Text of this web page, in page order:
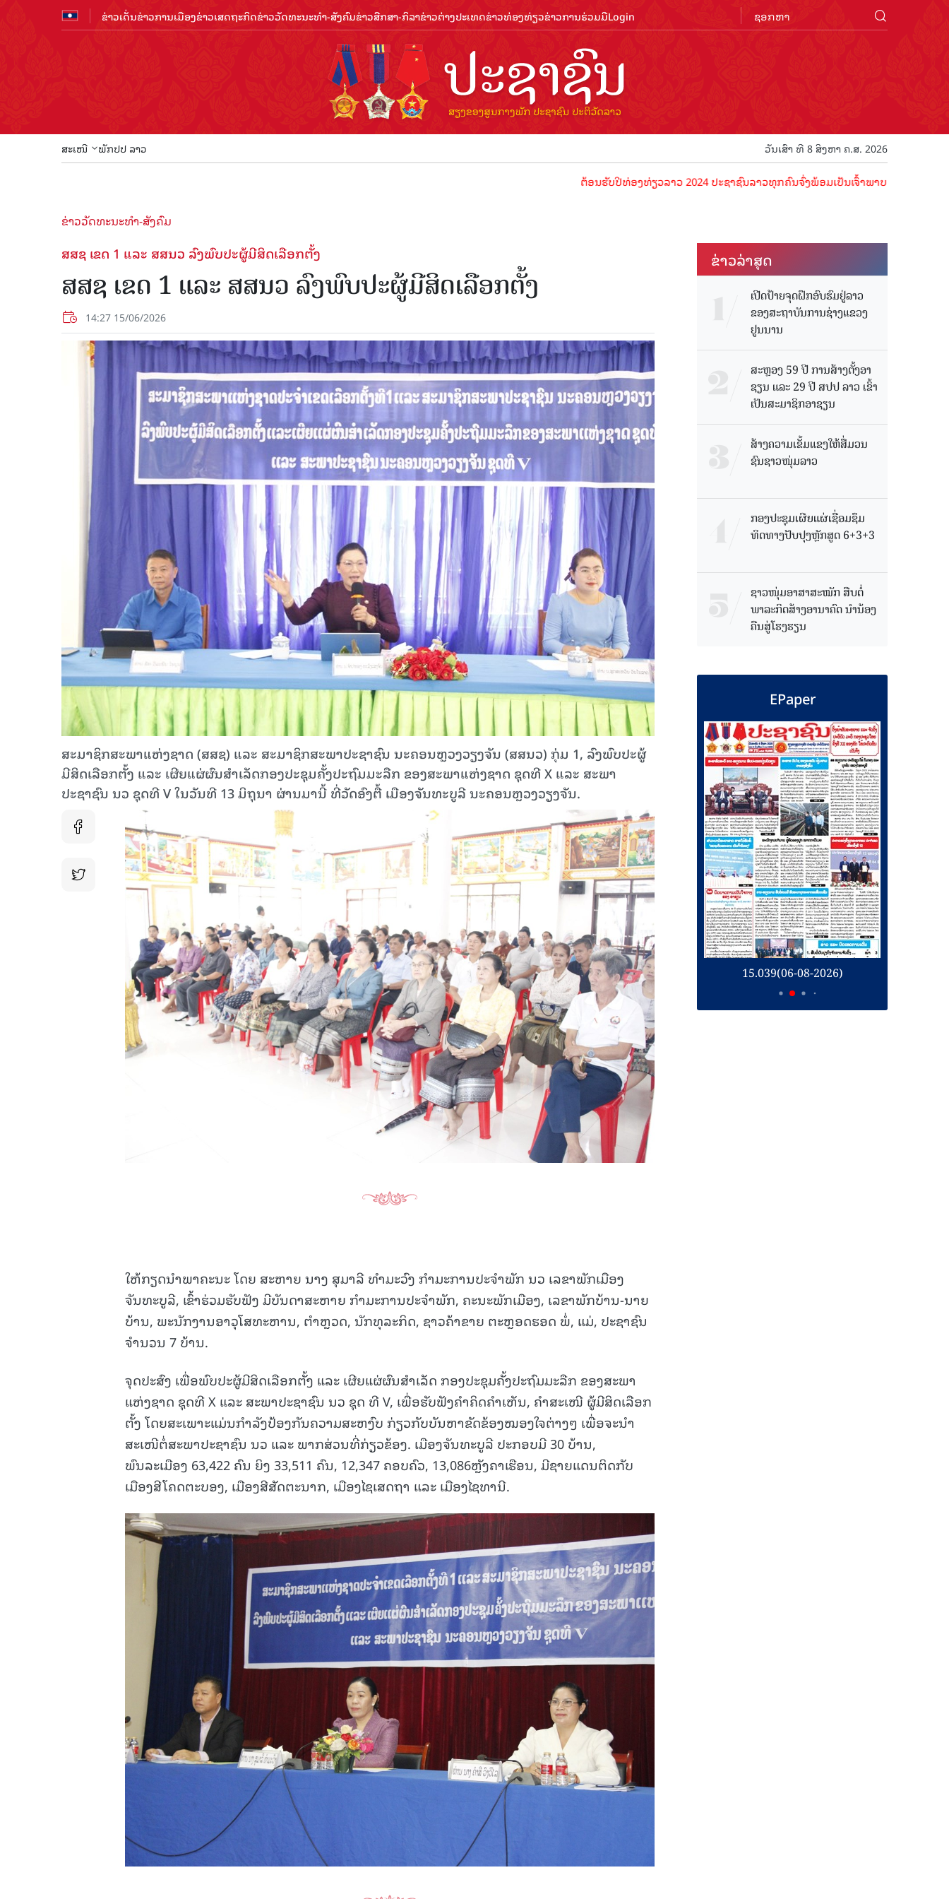
ຂ່າວເດັ່ນຂ່າວການເມືອງຂ່າວເສດຖະກິດຂ່າວວັດທະນະທຳ-ສັງຄົມຂ່າວສືກສາ-ກິລາຂ່າວຕ່າງປະເທດຂ່າວທ່ອງທ່ຽວຂ່າວການຮ່ວມມືLogin
ສະເໜີ ພັກປປ ລາວ ວັນເສົາ ທີ 8 ສິງຫາ ຄ.ສ. 2026
ຕ້ອນຮັບປີທ່ອງທ່ຽວລາວ 2024 ປະຊາຊົນລາວທຸກຄົນຈົ່ງພ້ອມເປັນເຈົ້າພາບທີ່ດີ ຕ້ອນຮັບນັກທ່ອງທ່ຽ
ຂ່າວວັດທະນະທຳ-ສັງຄົມ
ສສຊ ເຂດ 1 ແລະ ສສນວ ລົງພົບປະຜູ້ມີສິດເລືອກຕັ້ງ
ສສຊ ເຂດ 1 ແລະ ສສນວ ລົງພົບປະຜູ້ມີສິດເລືອກຕັ້ງ
14:27 15/06/2026
ສະມາຊິກສະພາແຫ່ງຊາດ (ສສຊ) ແລະ ສະມາຊິກສະພາປະຊາຊົນ ນະຄອນຫຼວງວຽງຈັນ (ສສນວ) ກຸ່ມ 1, ລົງພົບປະຜູ້
ມີສິດເລືອກຕັ້ງ ແລະ ເຜີຍແຜ່ຜົນສໍາເລັດກອງປະຊຸມຄັ້ງປະຖົມມະລືກ ຂອງສະພາແຫ່ງຊາດ ຊຸດທີ X ແລະ ສະພາ
ປະຊາຊົນ ນວ ຊຸດທີ V ໃນວັນທີ 13 ມິຖຸນາ ຜ່ານມານີ້ ທີ່ວັດອົງຕື້ ເມືອງຈັນທະບູລີ ນະຄອນຫຼວງວຽງຈັນ.
ໃຫ້ກຽດນໍາພາຄະນະ ໂດຍ ສະຫາຍ ນາງ ສຸມາລີ ທໍາມະວົງ ກໍາມະການປະຈໍາພັກ ນວ ເລຂາພັກເມືອງ
ຈັນທະບູລີ, ເຂົ້າຮ່ວມຮັບຟັງ ມີບັນດາສະຫາຍ ກໍາມະການປະຈໍາພັກ, ຄະນະພັກເມືອງ, ເລຂາພັກບ້ານ-ນາຍ
ບ້ານ, ພະນັກງານອາວຸໂສທະຫານ, ຕໍາຫຼວດ, ນັກທຸລະກິດ, ຊາວຄ້າຂາຍ ຕະຫຼອດຮອດ ພໍ່, ແມ່, ປະຊາຊົນ
ຈໍານວນ 7 ບ້ານ.
ຈຸດປະສົງ ເພື່ອພົບປະຜູ້ມີສິດເລືອກຕັ້ງ ແລະ ເຜີຍແຜ່ຜົນສໍາເລັດ ກອງປະຊຸມຄັ້ງປະຖົມມະລືກ ຂອງສະພາ
ແຫ່ງຊາດ ຊຸດທີ X ແລະ ສະພາປະຊາຊົນ ນວ ຊຸດ ທີ V, ເພື່ອຮັບຟັງຄໍາຄິດຄໍາເຫັນ, ຄໍາສະເໜີ ຜູ້ມີສິດເລືອກ
ຕັ້ງ ໂດຍສະເພາະແມ່ນກໍາລັງປ້ອງກັນຄວາມສະຫງົບ ກ່ຽວກັບບັນຫາຂັດຂ້ອງໝອງໃຈຕ່າງໆ ເພື່ອຈະນໍາ
ສະເໜີຕໍ່ສະພາປະຊາຊົນ ນວ ແລະ ພາກສ່ວນທີ່ກ່ຽວຂ້ອງ. ເມືອງຈັນທະບູລີ ປະກອບມີ 30 ບ້ານ,
ພົນລະເມືອງ 63,422 ຄົນ ຍິງ 33,511 ຄົນ, 12,347 ຄອບຄົວ, 13,086ຫຼັງຄາເຮືອນ, ມີຊາຍແດນຕິດກັບ
ເມືອງສີໂຄດຕະບອງ, ເມືອງສີສັດຕະນາກ, ເມືອງໄຊເສດຖາ ແລະ ເມືອງໄຊທານີ.
ຂ່າວ​ລ່າ​ສຸດ
ເປີດປ້າຍຈຸດຝຶກອົບຮົມຢູ່ລາວ
ຂອງສະຖາບັນການຊ່າງແຂວງ
ຢູນນານ
ສະຫຼອງ 59 ປີ ການສ້າງຕັ້ງອາ
ຊຽນ ແລະ 29 ປີ ສປປ ລາວ ເຂົ້າ
ເປັນສະມາຊິກອາຊຽນ
ສ້າງຄວາມເຂັ້ມແຂງໃຫ້ສື່ມວນ
ຊົນຊາວໜຸ່ມລາວ
ກອງປະຊຸມເຜີຍແຜ່ເຊື່ອມຊຶມ
ທິດທາງປັບປຸງຫຼັກສູດ 6+3+3
ຊາວໜຸ່ມອາສາສະໝັກ ສືບຕໍ່
ພາລະກິດສ້າງອານາຄົດ ນໍານ້ອງ
ຄືນສູ່ໂຮງຮຽນ
EPaper
15.040(07-08-2026) 15.039(06-08-2026) 15.038(05-08-2026)